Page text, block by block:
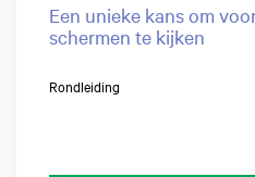
Een unieke kans om
schermen te kijken
Rondleiding